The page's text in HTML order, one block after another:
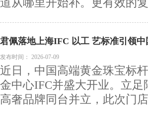
道从哪里开始补。更有效的
君佩落地上海IFC 以工 艺标准引领
发布时间： 2026-07-09
近日，中国高端黄金珠宝标
金中心IFC并盛大开业。立
高奢品牌同台并立，此次门